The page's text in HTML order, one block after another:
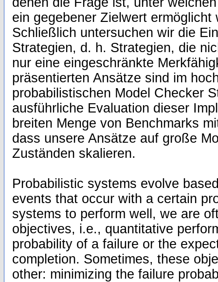
ein gegebener Zielwert ermöglicht
Schließlich untersuchen wir die
Strategien, d. h. Strategien, die
nur eine eingeschränkte
präsentierten Ansätze sind im
probabilistischen Model Checker
ausführliche Evaluation dieser
breiten Menge von Benchmarks
dass unsere Ansätze auf große
Zuständen skalieren.
Probabilistic systems evolve
events that occur with a certain
systems to perform well, we are
objectives, i.e., quantitative
probability of a failure or the
completion. Sometimes, these
other: minimizing the failure